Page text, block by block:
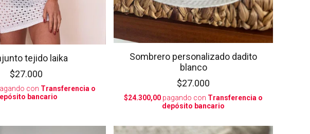
tejido laika
$27.000
con Transferencia o
bancario
Sombrero personalizado dadito
blanco
$27.000
$24.300,00 pagando con Transferencia o
depósito bancario